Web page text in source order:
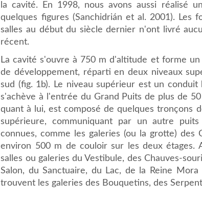
la cavité. En 1998, nous avons aussi réalisé
quelques figures (Sanchidrián et al. 2001). Les
salles au début du siècle dernier n'ont livré
récent.
La cavité s'ouvre à 750 m d'altitude et forme
de développement, réparti en deux niveaux
sud (fig. 1b). Le niveau supérieur est un
s'achève à l'entrée du Grand Puits de plus de
quant à lui, est composé de quelques tronçons
supérieure, communiquant par un autre
connues, comme les galeries (ou la grotte) des
environ 500 m de couloir sur les deux étages.
salles ou galeries du Vestibule, des Chauves-
Salon, du Sanctuaire, du Lac, de la Reine
trouvent les galeries des Bouquetins, des